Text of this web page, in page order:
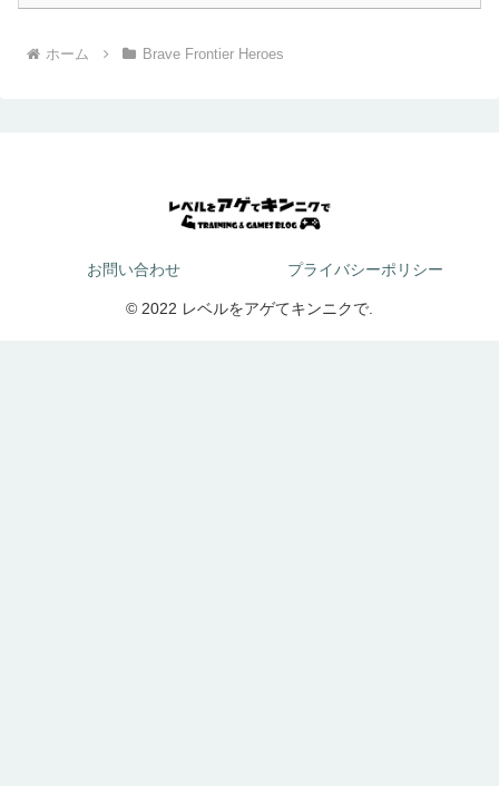
ホーム Brave Frontier Heroes
お問い合わせ プライバシーポリシー
© 2022 レベルをアゲてキンニクで.